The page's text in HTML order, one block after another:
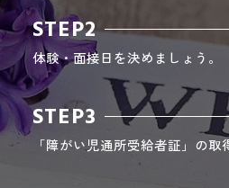
STEP2
体験・面接日を決めましょう。
STEP3
「障がい児通所受給者証」の取